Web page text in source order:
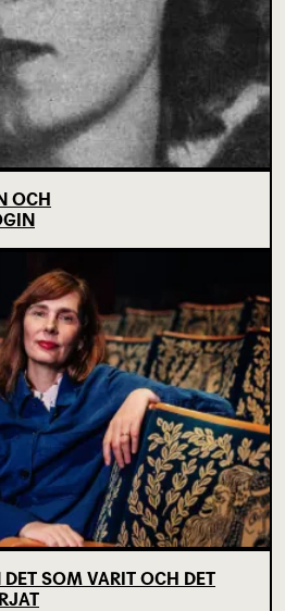
OCH
DET SOM VARIT OCH DET